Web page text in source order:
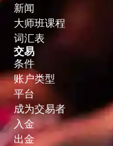
新闻
大师班课程
词汇表
交易
条件
账户类型
平台
成为交易者
入金
出金